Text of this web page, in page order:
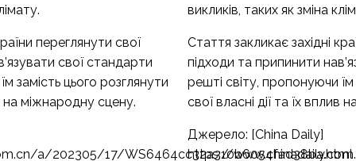
переглянути свої
свої стандарти
замість цього розглянути
на міжнародну сцену.
a/202305/17/WS6464cc32a310b6054fad38ba.html
викликів, таких як зміна
Стаття закликає західні
підходи та припинити
решті світу, пропонуючи їм
свої власні дії та їх вплив
Джерело: [China Daily]
https://